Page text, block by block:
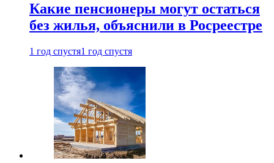
Какие пенсионеры могут остаться
без жилья, объяснили в Росреестре
1 год спустя1 год спустя